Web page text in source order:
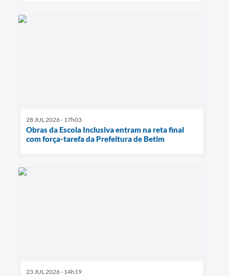
28 JUL 2026 - 17h03
Obras da Escola Inclusiva entram na reta final
com força-tarefa da Prefeitura de Betim
23 JUL 2026 - 14h19